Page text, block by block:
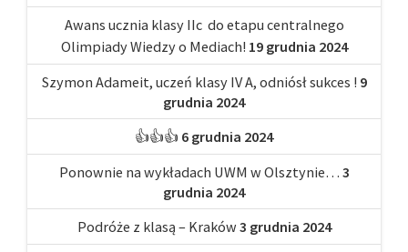
Awans ucznia klasy IIc do etapu centralnego
Olimpiady Wiedzy o Mediach! 19 grudnia 2024
Szymon Adameit, uczeń klasy IV A, odniósł sukces ! 9
grudnia 2024
👍👍👍 6 grudnia 2024
Ponownie na wykładach UWM w Olsztynie… 3
grudnia 2024
Podróże z klasą – Kraków 3 grudnia 2024